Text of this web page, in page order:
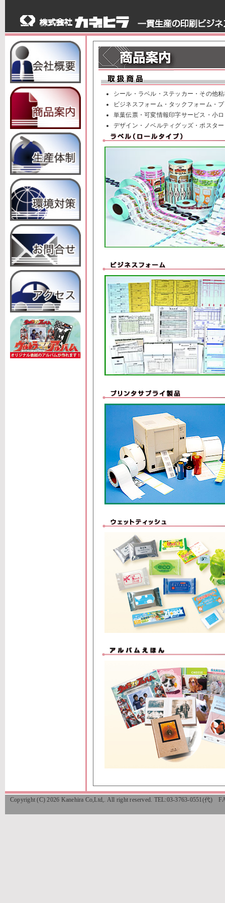
シール・ラベル・ステッカー・その他
ビジネスフォーム・タックフォーム・
単葉伝票・可変情報印字サービス・小
デザイン・ノベルティグッズ・ポスタ
Copyright (C) 2026 Kanehira Co,Ltd,. All right reserved. TEL:03-3763-0551(代)